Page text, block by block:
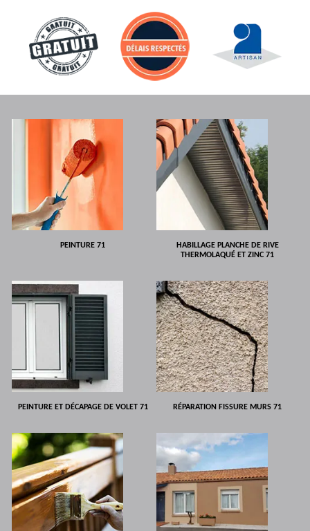
PEINTURE 71
HABILLAGE PLANCHE DE RIVE
THERMOLAQUÉ ET ZINC 71
PEINTURE ET DÉCAPAGE DE VOLET 71 RÉPARATION FISSURE MURS 71